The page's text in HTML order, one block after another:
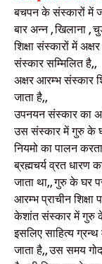
बचपन के संस्कारों में
बार अन्न , खिलाना ,
शिक्षा संस्कारों में
संस्कार सम्मिलित है,,
अक्षर आरम्भ संस्कार
जाता है,,
उपनयन संस्कार का
उस संस्कार में गुरु के घर
नियमो का पालन
ब्रह्मचर्य व्रत धारण
जाता था,, गुरु के घर
आरम्भ प्राचीन शिक्षा
केशांत संस्कार में गुरु के
इसलिए साहित्य
जाता है,, उस समय